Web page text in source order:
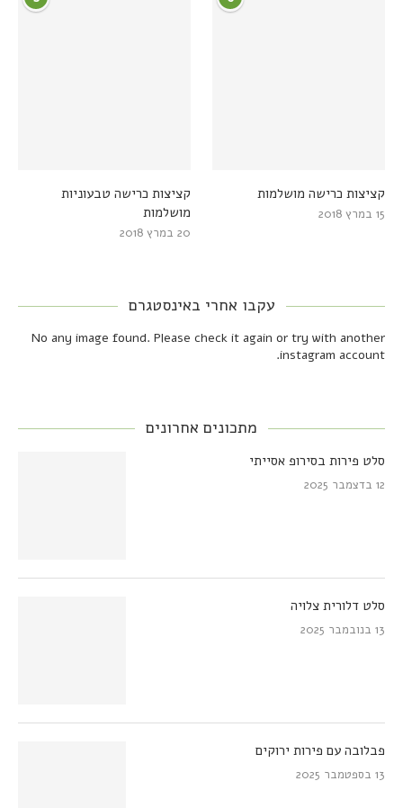
קציצות כרישה טבעוניות
מושלמות
20 במרץ 2018
קציצות כרישה מושלמות
15 במרץ 2018
עקבו אחרי באינסטגרם
No any image found. Please check it again or try with another
instagram account.
מתכונים אחרונים
סלט פירות בסירופ אסייתי
12 בדצמבר 2025
סלט דלורית צלויה
13 בנובמבר 2025
פבלובה עם פירות ירוקים
13 בספטמבר 2025